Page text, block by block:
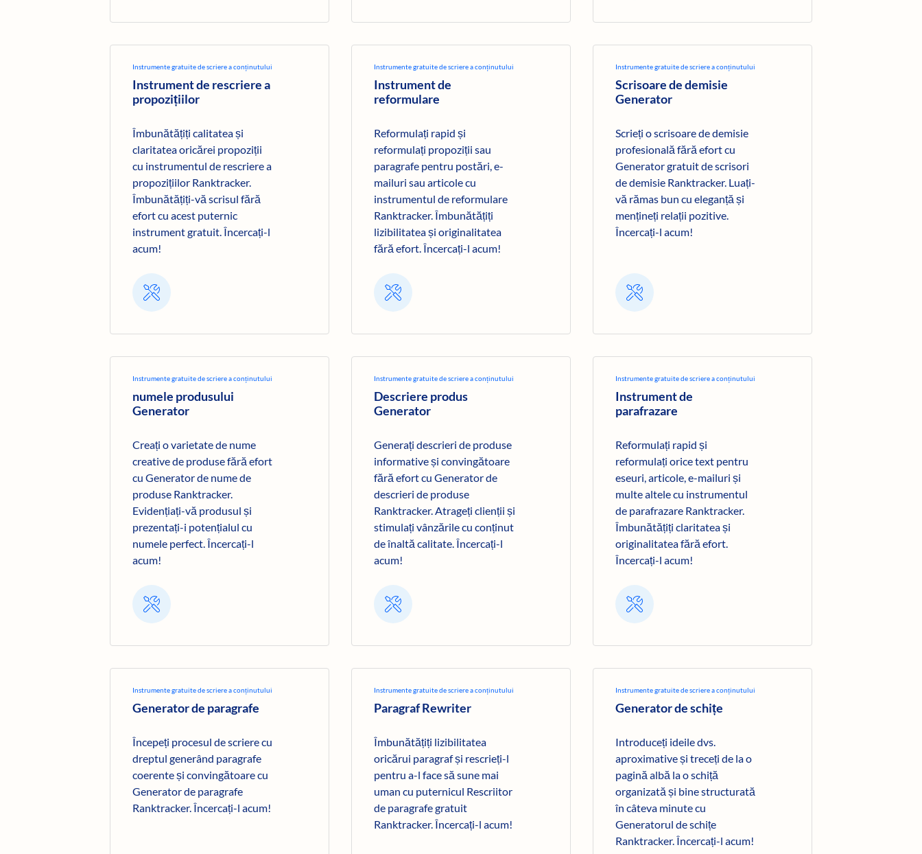
Instrumente gratuite de scriere a conținutului
Instrument de rescriere a
propozițiilor
Îmbunătățiți calitatea și
claritatea oricărei propoziții
cu instrumentul de rescriere a
propozițiilor Ranktracker.
Îmbunătățiți-vă scrisul fără
efort cu acest puternic
instrument gratuit. Încercați-l
acum!
Instrumente gratuite de scriere a conținutului
Instrument de
reformulare
Reformulați rapid și
reformulați propoziții sau
paragrafe pentru postări, e-
mailuri sau articole cu
instrumentul de reformulare
Ranktracker. Îmbunătățiți
lizibilitatea și originalitatea
fără efort. Încercați-l acum!
Instrumente gratuite de scriere a conținutului
Scrisoare de demisie
Generator
Scrieți o scrisoare de demisie
profesională fără efort cu
Generator gratuit de scrisori
de demisie Ranktracker. Luați-
vă rămas bun cu eleganță și
mențineți relații pozitive.
Încercați-l acum!
Instrumente gratuite de scriere a conținutului
numele produsului
Generator
Creați o varietate de nume
creative de produse fără efort
cu Generator de nume de
produse Ranktracker.
Evidențiați-vă produsul și
prezentați-i potențialul cu
numele perfect. Încercați-l
acum!
Instrumente gratuite de scriere a conținutului
Descriere produs
Generator
Generați descrieri de produse
informative și convingătoare
fără efort cu Generator de
descrieri de produse
Ranktracker. Atrageți clienții și
stimulați vânzările cu conținut
de înaltă calitate. Încercați-l
acum!
Instrumente gratuite de scriere a conținutului
Instrument de
parafrazare
Reformulați rapid și
reformulați orice text pentru
eseuri, articole, e-mailuri și
multe altele cu instrumentul
de parafrazare Ranktracker.
Îmbunătățiți claritatea și
originalitatea fără efort.
Încercați-l acum!
Instrumente gratuite de scriere a conținutului
Generator de paragrafe
Începeți procesul de scriere cu
dreptul generând paragrafe
coerente și convingătoare cu
Generator de paragrafe
Ranktracker. Încercați-l acum!
Instrumente gratuite de scriere a conținutului
Paragraf Rewriter
Îmbunătățiți lizibilitatea
oricărui paragraf și rescrieți-l
pentru a-l face să sune mai
uman cu puternicul Rescriitor
de paragrafe gratuit
Ranktracker. Încercați-l acum!
Instrumente gratuite de scriere a conținutului
Generator de schițe
Introduceți ideile dvs.
aproximative și treceți de la o
pagină albă la o schiță
organizată și bine structurată
în câteva minute cu
Generatorul de schițe
Ranktracker. Încercați-l acum!